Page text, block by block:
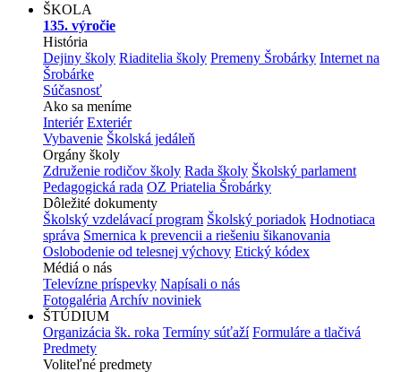
ŠKOLA
135. výročie
História
Dejiny školy Riaditelia školy Premeny Šrobárky Internet na
Šrobárke
Súčasnosť
Ako sa meníme
Interiér Exteriér
Vybavenie Školská jedáleň
Orgány školy
Združenie rodičov školy Rada školy Školský parlament
Pedagogická rada OZ Priatelia Šrobárky
Dôležité dokumenty
Školský vzdelávací program Školský poriadok Hodnotiaca
správa Smernica k prevencii a riešeniu šikanovania
Oslobodenie od telesnej výchovy Etický kódex
Médiá o nás
Televízne príspevky Napísali o nás
Fotogaléria Archív noviniek
ŠTÚDIUM
Organizácia šk. roka Termíny súťaží Formuláre a tlačivá
Predmety
Voliteľné predmety